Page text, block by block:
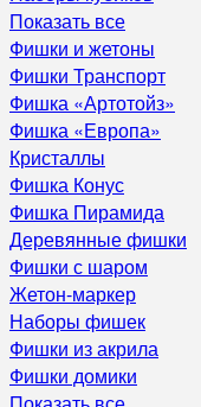
Показать все
Фишки и жетоны
Фишки Транспорт
Фишка «Артотойз»
Фишка «Европа»
Кристаллы
Фишка Конус
Фишка Пирамида
Деревянные фишки
Фишки с шаром
Жетон-маркер
Наборы фишек
Фишки из акрила
Фишки домики